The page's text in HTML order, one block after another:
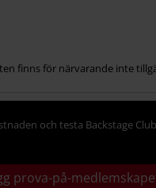
finns för närvarande inte
och testa Backstage
prova-på-